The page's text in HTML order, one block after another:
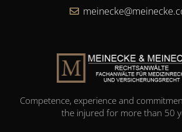
Competence, experience and
the injured for more than 50